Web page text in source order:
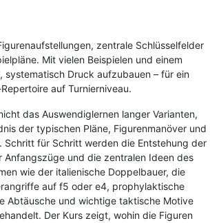
zentrale Schlüsselfelder
Mit vielen Beispielen und einem
systematisch Druck aufzubauen – für ein
auf Turnierniveau.
das Auswendiglernen langer Varianten,
der typischen Pläne, Figurenmanöver und
Schritt für Schritt werden die Entstehung der
Anfangszüge und die zentralen Ideen des
wie der italienische Doppelbauer, die
auf f5 oder e4, prophylaktische
Abtäusche und wichtige taktische Motive
Der Kurs zeigt, wohin die Figuren